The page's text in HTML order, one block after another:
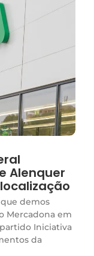
Alenquer
demos
Mercadona em
Iniciativa
da